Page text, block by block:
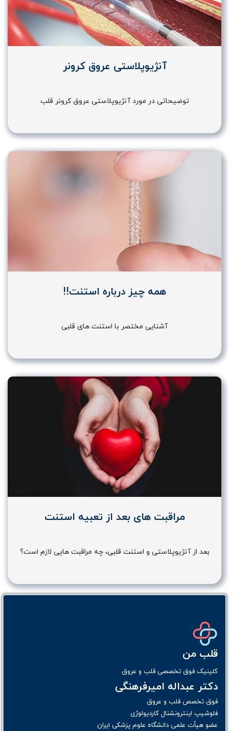
آنژیوپلاستی عروق کرونر
توضیحاتی در مورد آنژیوپلاستی عروق کرونر قلب
همه چیز درباره استنت!!
آشنایی مختصر با استنت های قلبی
مراقبت های بعد از تعبیه استنت
بعد از آنژیوپلاستی و استنت قلبی، چه مراقبت هایی لازم است؟
قلب من
کلینیک فوق تخصصی قلب و عروق
دکتر عبداله امیرفرهنگی
فوق تخصص قلب و عروق
فلوشیپ اینترونشنال کاردیولوژی
عضو هیأت علمی دانشگاه علوم پزشکی ایران